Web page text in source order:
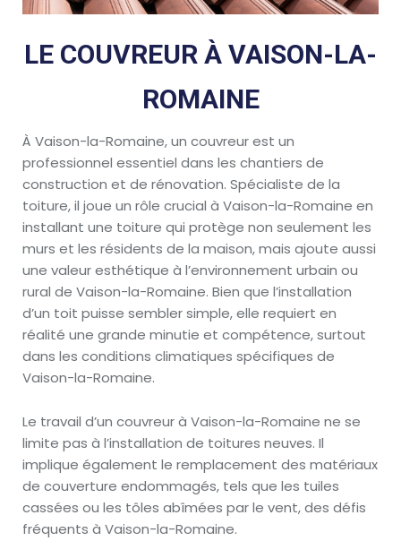
LE COUVREUR À VAISON-LA-
ROMAINE
À Vaison-la-Romaine, un couvreur est un
professionnel essentiel dans les chantiers de
construction et de rénovation. Spécialiste de la
toiture, il joue un rôle crucial à Vaison-la-Romaine en
installant une toiture qui protège non seulement les
murs et les résidents de la maison, mais ajoute aussi
une valeur esthétique à l’environnement urbain ou
rural de Vaison-la-Romaine. Bien que l’installation
d’un toit puisse sembler simple, elle requiert en
réalité une grande minutie et compétence, surtout
dans les conditions climatiques spécifiques de
Vaison-la-Romaine.
Le travail d’un couvreur à Vaison-la-Romaine ne se
limite pas à l’installation de toitures neuves. Il
implique également le remplacement des matériaux
de couverture endommagés, tels que les tuiles
cassées ou les tôles abîmées par le vent, des défis
fréquents à Vaison-la-Romaine.